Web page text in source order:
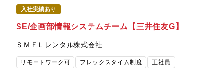
めるキャリア形成原子力セグメントは数千名規模で、現場の声を
業、設計、製造、現地工事、調達など各部門のITニーズを理解
内容を深く理解し、専門性を高めることができ、各自の成長に合
ループの創業者岩崎彌太郎は政府より工部省長崎造船局を借り受
務改善/効率化、データ・IT活用の企画および推進【仕事の魅力・
やりがい】 デジタルファクトリー化・自動化というテーマを製造
現場に近いところで取り組むことで、ものづくりプロセスを根本
から変革する実感を得ながら業務推進しています。自身の提案を
具現化することが現場の生産性向上や品質向上に直結し、グロー
バルな製造拠点への波及効果も大きい仕事です。また、多様な専
門家と協働しながら、自身の技術力・マネジメント力を大きく伸
ばすことができます。【技術力】 インクジェットヘッド生産にお
入社実績あり
SE/企画部情報システムチーム【三井住友G】
ＳＭＦＬレンタル株式会社
リモートワーク可 フレックスタイム制度 正社員